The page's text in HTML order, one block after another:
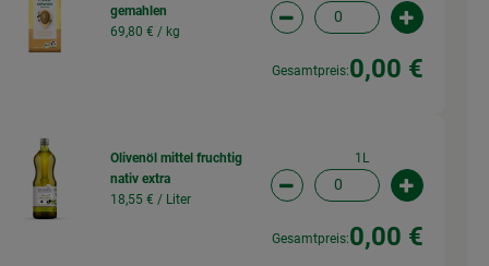
ändern
gemahlen
69,80 € / kg Artikelanzahl verringern
Gesamtpreis:0,00 €
ändern
Olivenöl mittel fruchtig
nativ extra
18,55 € / Liter
1L
Artikelanzahl verringern
Gesamtpreis:0,00 €